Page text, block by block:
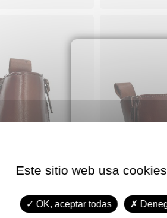
Este sitio web usa
OK, aceptar todas